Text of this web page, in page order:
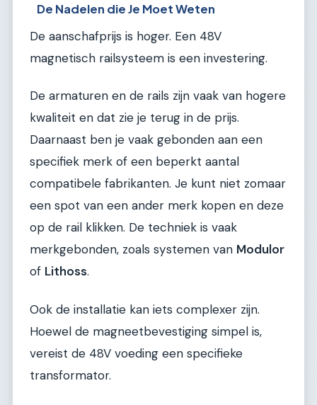
De Nadelen die Je Moet Weten
De aanschafprijs is hoger. Een 48V
magnetisch railsysteem is een investering.
De armaturen en de rails zijn vaak van hogere
kwaliteit en dat zie je terug in de prijs.
Daarnaast ben je vaak gebonden aan een
specifiek merk of een beperkt aantal
compatibele fabrikanten. Je kunt niet zomaar
een spot van een ander merk kopen en deze
op de rail klikken. De techniek is vaak
merkgebonden, zoals systemen van Modulor
of Lithoss.
Ook de installatie kan iets complexer zijn.
Hoewel de magneetbevestiging simpel is,
vereist de 48V voeding een specifieke
transformator.